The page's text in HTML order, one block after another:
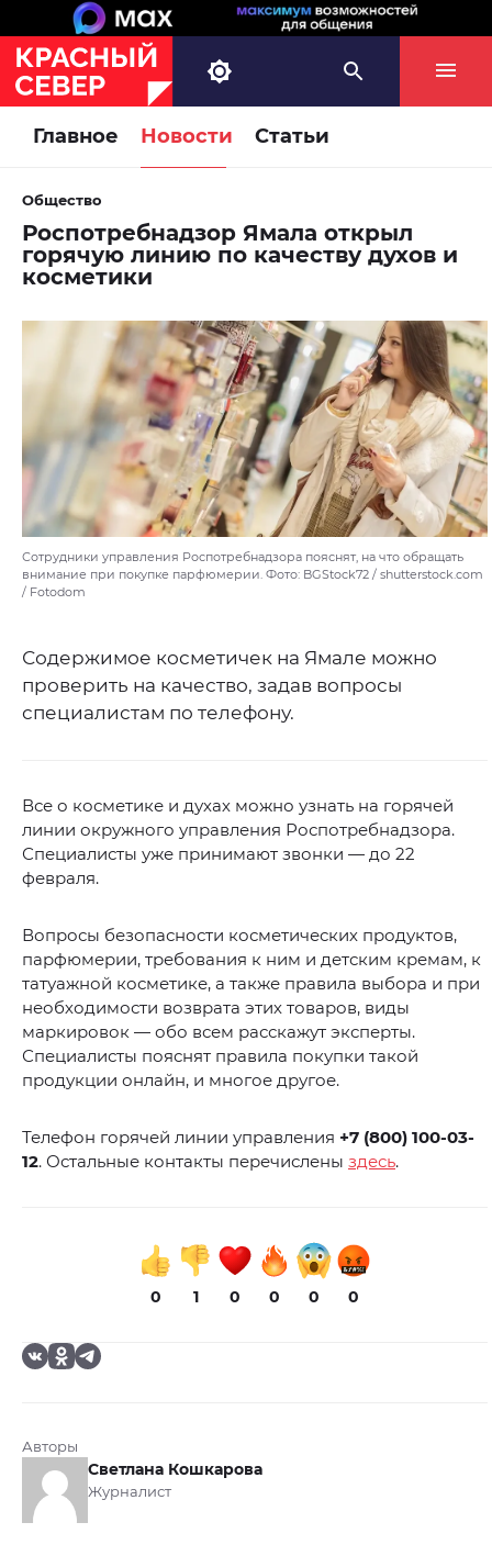
Главное Новости Статьи
Общество
Роспотребнадзор Ямала открыл
горячую линию по качеству духов и
косметики
Сотрудники управления Роспотребнадзора пояснят, на что обращать
внимание при покупке парфюмерии. Фото: BGStock72 / shutterstock.com
/ Fotodom
Содержимое косметичек на Ямале можно
проверить на качество, задав вопросы
специалистам по телефону.
Все о косметике и духах можно узнать на горячей
линии окружного управления Роспотребнадзора.
Специалисты уже принимают звонки — до 22
февраля.
Вопросы безопасности косметических продуктов,
парфюмерии, требования к ним и детским кремам, к
татуажной косметике, а также правила выбора и при
необходимости возврата этих товаров, виды
маркировок — обо всем расскажут эксперты.
Специалисты пояснят правила покупки такой
продукции онлайн, и многое другое.
Телефон горячей линии управления +7 (800) 100-03-
12. Остальные контакты перечислены здесь.
0 1 0 0 0 0
Авторы
Светлана Кошкарова
Журналист